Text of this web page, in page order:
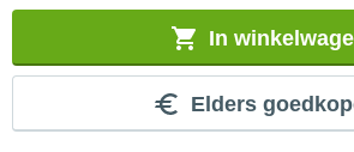
In
Elders